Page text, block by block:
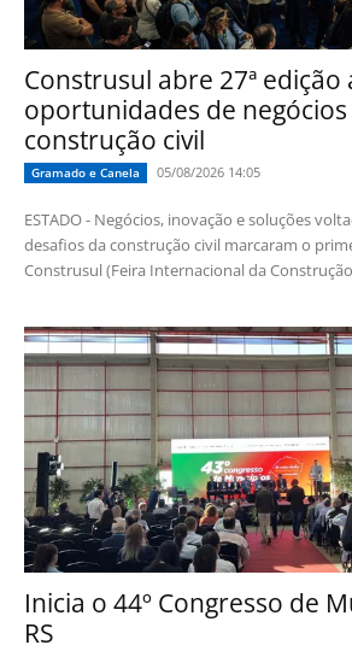
Construsul abre 27ª
oportunidades de negócios
construção civil
Gramado e Canela 05/08/2026 14:05
ESTADO - Negócios, inovação e soluções
desafios da construção civil marcaram o
Construsul (Feira Internacional da
Inicia o 44º Congresso de
RS